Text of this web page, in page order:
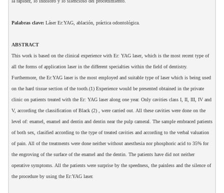
Palabras clave: Láser Er:YAG, ablación, práctica odontológica.
ABSTRACT
This work is based on the clinical experience with Er: YAG laser, which is the most recent type of
all the forms of application laser in the different specialties within the field of dentistry.
Furthermore, the Er:YAG laser is the most employed and suitable type of laser which is being used
on the hard tissue section of the tooth.(1) Experience would be presented obtained in the private
clinic on patients treated with the Er: YAG laser along one year. Only cavities class I, II, III, IV and
V, according the classification of Black (2) , were carried out. All these cavities were done on the
level of: enamel, enamel and dentin and dentin near the pulp cameral. The sample embraced patients
of both sex, clasified according to the type of treated cavities and according to the verbal valuation
of pain. All of the treatments were done neither without anesthesia nor phosphoric acid to 35% for
the engroving of the surface of the enamel and the dentin. The patients have did not neither
operative symptoms. All the patients were surprise by the speedness, the painless and the silence of
the procedure by using the Er:YAG laser.